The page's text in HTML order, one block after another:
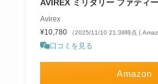
AVIREX ミリタリー ファティ
Avirex
¥10,780
（2025/11/10 21:38時点 |
口コミを見る
Amazon